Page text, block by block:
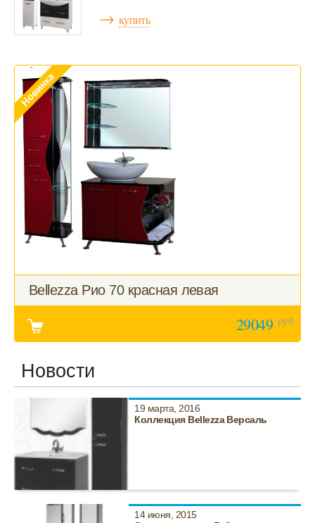
→ купить
Bellezza Рио 70 красная левая
29049 руб
Новости
19 марта, 2016
Коллекция Bellezza Версаль
14 июня, 2015